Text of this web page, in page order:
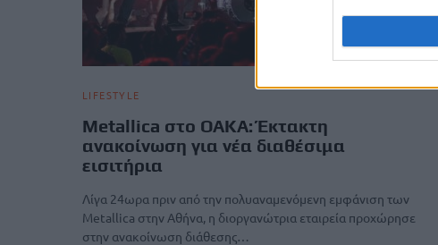
LIFESTYLE
Metallica στο ΟΑΚΑ: Έκτακτη
ανακοίνωση για νέα διαθέσιμα
εισιτήρια
Λίγα 24ωρα πριν από την πολυαναμενόμενη εμφάνιση των
Metallica στην Αθήνα, η διοργανώτρια εταιρεία προχώρησε
στην ανακοίνωση διάθεσης…